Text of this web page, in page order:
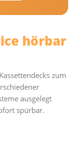
hörbar
zum
ausgelegt
spürbar.